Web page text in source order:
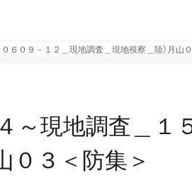
６０９－１２＿現地調査＿現地視察＿陸）月山
～現地調査＿１
０３＜防集＞